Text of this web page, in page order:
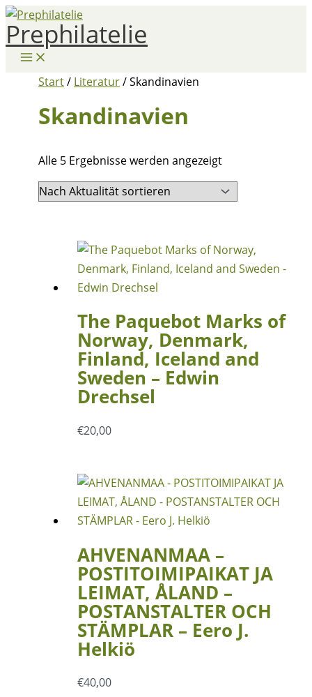
Zum
Inhalt
springen
Prephilatelie
Start/ Literatur/ Skandinavien
Skandinavien
Alle 5 Ergebnisse werden angezeigtNach
Aktualität
sortiert
The Paquebot Marks of
Norway, Denmark,
Finland, Iceland and
Sweden – Edwin
Drechsel
€20,00
AHVENANMAA –
POSTITOIMIPAIKAT JA
LEIMAT, ÅLAND –
POSTANSTALTER OCH
STÄMPLAR – Eero J.
Helkiö
€40,00